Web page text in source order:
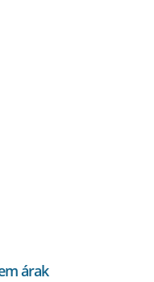
árak